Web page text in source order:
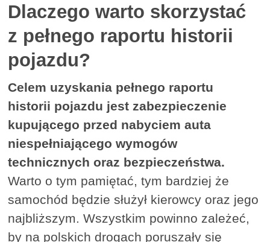
Dlaczego warto skorzystać
z pełnego raportu historii
pojazdu?
Celem uzyskania pełnego raportu
historii pojazdu jest zabezpieczenie
kupującego przed nabyciem auta
niespełniającego wymogów
technicznych oraz bezpieczeństwa.
Warto o tym pamiętać, tym bardziej że
samochód będzie służył kierowcy oraz jego
najbliższym. Wszystkim powinno zależeć,
by na polskich drogach poruszały się